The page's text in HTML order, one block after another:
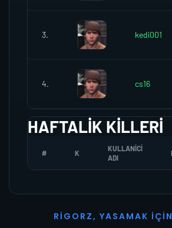
3. kedi001
4. cs16
HAFTALIK KILLERI
# K
KULLANICI
ADI
R I G O R Z, YASAMAK İ ÇI N